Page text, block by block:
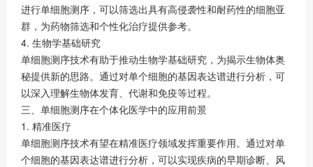
进行单细胞测序，可以筛选出具有高侵袭性和耐药性的细胞亚
群，为药物筛选和个性化治疗提供参考。
4. 生物学基础研究
单细胞测序技术有助于推动生物学基础研究，为揭示生物体奥
秘提供新的思路。通过对单个细胞的基因表达谱进行分析，可
以深入理解生物体发育、代谢和免疫等过程。
三、单细胞测序在个体化医学中的应用前景
1. 精准医疗
单细胞测序技术有望在精准医疗领域发挥重要作用。通过对单
个细胞的基因表达谱进行分析，可以实现疾病的早期诊断、风